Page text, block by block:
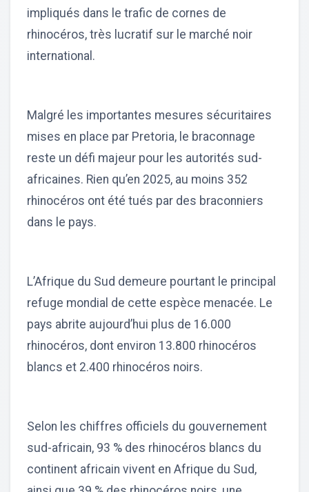
impliqués dans le trafic de cornes de
rhinocéros, très lucratif sur le marché noir
international.
Malgré les importantes mesures sécuritaires
mises en place par Pretoria, le braconnage
reste un défi majeur pour les autorités sud-
africaines. Rien qu’en 2025, au moins 352
rhinocéros ont été tués par des braconniers
dans le pays.
L’Afrique du Sud demeure pourtant le principal
refuge mondial de cette espèce menacée. Le
pays abrite aujourd’hui plus de 16.000
rhinocéros, dont environ 13.800 rhinocéros
blancs et 2.400 rhinocéros noirs.
Selon les chiffres officiels du gouvernement
sud-africain, 93 % des rhinocéros blancs du
continent africain vivent en Afrique du Sud,